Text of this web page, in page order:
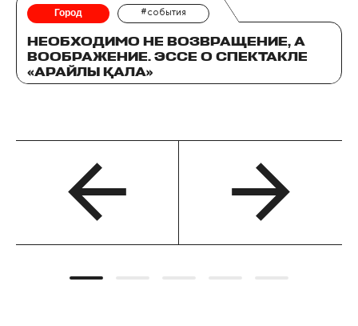
Город #события
НЕОБХОДИМО НЕ ВОЗВРАЩЕНИЕ, А
ВООБРАЖЕНИЕ. ЭССЕ О СПЕКТАКЛЕ
«АРАЙЛЫ ҚАЛА»